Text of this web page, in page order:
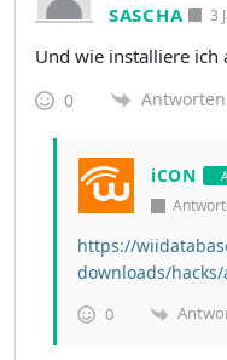
SASCHA 3
Und wie installiere ich
0 Antworten
iCON
https://
downloads/
0